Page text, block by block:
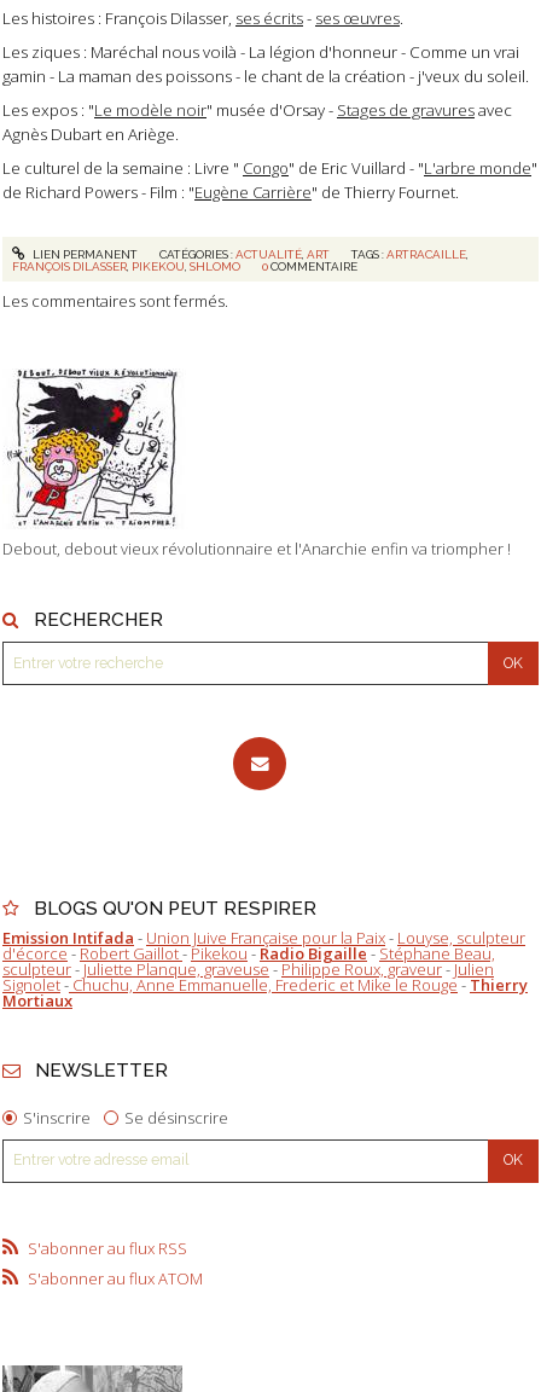
Debout, debout vieux révolutionnaire et l'Anarchie enfin va triompher !
RECHERCHER
BLOGS QU'ON PEUT RESPIRER
Emission Intifada - Union Juive Française pour la Paix- Louyse, sculpteur
d'écorce-Robert Gaillot-Pikekou-Radio Bigaille-Stéphane Beau,
sculpteur-Juliette Planque, graveuse-Philippe Roux, graveur-Julien
Signolet-Chuchu, Anne Emmanuelle, Frederic et Mike le Rouge-Thierry
Mortiaux
NEWSLETTER
S'inscrire Se désinscrire
S'abonner au flux RSS
S'abonner au flux ATOM
Les histoires : François Dilasser, ses écrits- ses œuvres.
Les ziques : Maréchal nous voilà - La légion d'honneur - Comme un vrai
gamin - La maman des poissons - le chant de la création - j'veux du soleil.
Les expos : "Le modèle noir" musée d'Orsay - Stages de gravuresavec
Agnès Dubart en Ariège.
Le culturel de la semaine : Livre " Congo" de Eric Vuillard - "L'arbre monde"
de Richard Powers - Film : "Eugène Carrière" de Thierry Fournet.
LIEN PERMANENT CATÉGORIES :ACTUALITÉ, ART TAGS :ARTRACAILLE
FRANÇOIS DILASSER PIKEKOU ,SHLOMO 0 COMMENTAIRE
Les commentaires sont fermés.